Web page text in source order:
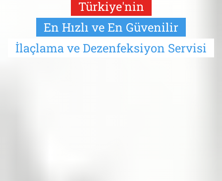
Türkiye'nin
En Hızlı ve En Güvenilir
İlaçlama ve Dezenfeksiyon Servisi